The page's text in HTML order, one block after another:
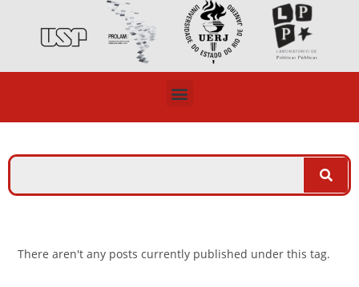
There aren't any posts currently published under this tag.